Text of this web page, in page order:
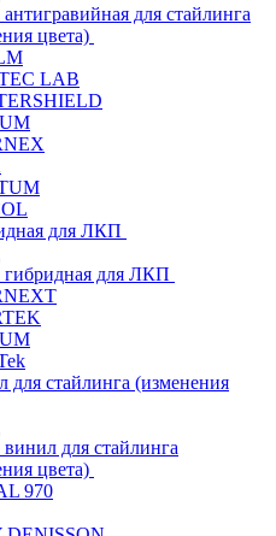
для стайлинга
цвета)
LAB
для ЛКП
гибридная для ЛКП
для стайлинга (изменения
для стайлинга
цвета)
970